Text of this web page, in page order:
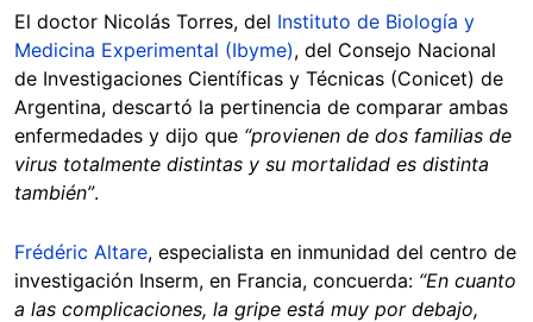
El doctor Nicolás Torres, del Instituto de Biología y
Medicina Experimental (Ibyme), del Consejo Nacional
de Investigaciones Científicas y Técnicas (Conicet) de
Argentina, descartó la pertinencia de comparar ambas
enfermedades y dijo que “provienen de dos familias de
virus totalmente distintas y su mortalidad es distinta
también”.
Frédéric Altare, especialista en inmunidad del centro de
investigación Inserm, en Francia, concuerda: “En cuanto
a las complicaciones, la gripe está muy por debajo,